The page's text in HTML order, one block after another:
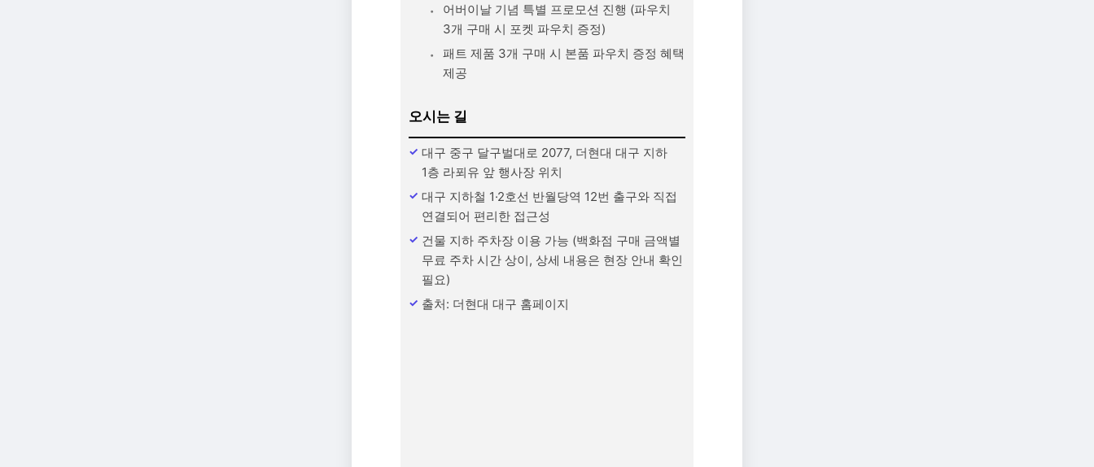
어버이날 기념 특별 프로모션 진행 (파우치
3개 구매 시 포켓 파우치 증정)
패트 제품 3개 구매 시 본품 파우치 증정 혜택
제공
오시는 길
대구 중구 달구벌대로 2077, 더현대 대구 지하
1층 라푀유 앞 행사장 위치
대구 지하철 1·2호선 반월당역 12번 출구와 직접
연결되어 편리한 접근성
건물 지하 주차장 이용 가능 (백화점 구매 금액별
무료 주차 시간 상이, 상세 내용은 현장 안내 확인
필요)
출처: 더현대 대구 홈페이지